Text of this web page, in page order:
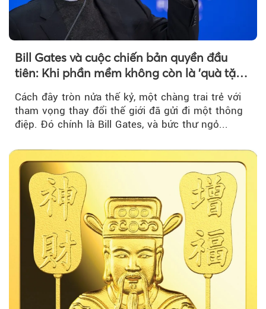
Bill Gates và cuộc chiến bản quyền đầu
tiên: Khi phần mềm không còn là 'quà tặng
Cách đây tròn nửa thế kỷ, một chàng trai trẻ với
tham vọng thay đổi thế giới đã gửi đi một thông
điệp. Đó chính là Bill Gates, và bức thư ngỏ...